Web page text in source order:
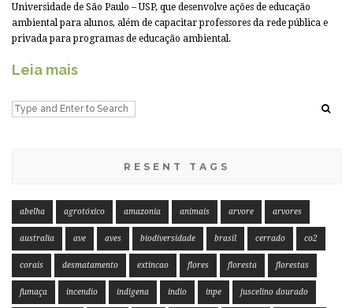
Universidade de São Paulo – USP, que desenvolve ações de educação
ambiental para alunos, além de capacitar professores da rede pública e
privada para programas de educação ambiental.
Leia mais
RESENT TAGS
abelha agrotóxico amazonia animais arvore arvores
australia ave aves biodiversidade brasil cerrado co2
corais desmatamento extincao flores floresta florestas
fumaça incendio indigena indio inpe juscelino dourado